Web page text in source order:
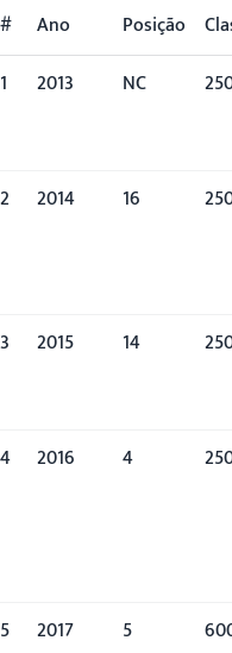
#
Ano Posição
1
2013 NC
2
2014 16º
3 2015 14º
4
2016 4º
5 2017 5º